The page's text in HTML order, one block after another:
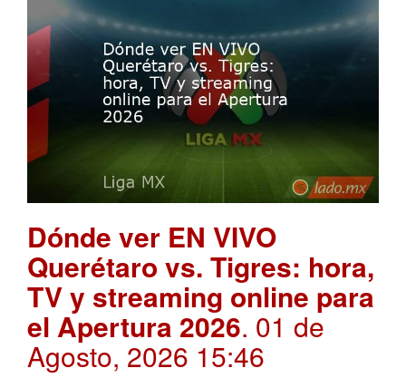
Dónde ver EN VIVO
Querétaro vs. Tigres: hora,
TV y streaming online para
el Apertura 2026. 01 de
Agosto, 2026 15:46